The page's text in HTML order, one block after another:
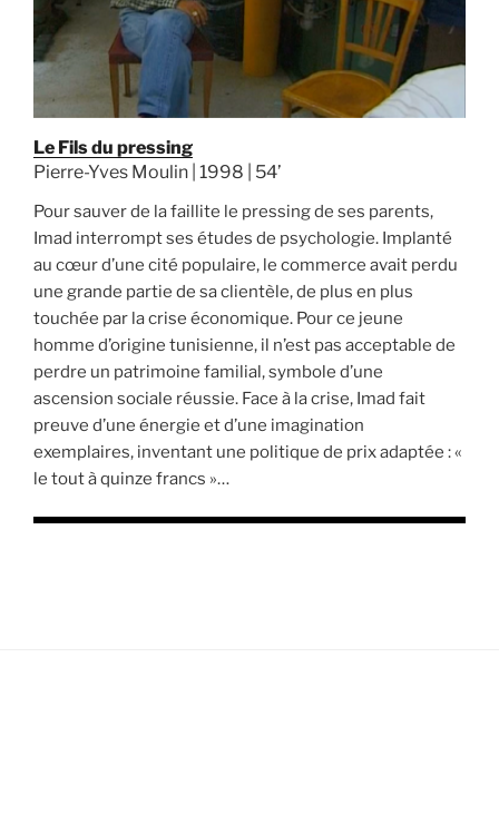
Le Fils du pressing
Pierre-Yves Moulin | 1998 | 54’
Pour sauver de la faillite le pressing de ses parents,
Imad interrompt ses études de psychologie. Implanté
au cœur d’une cité populaire, le commerce avait perdu
une grande partie de sa clientèle, de plus en plus
touchée par la crise économique. Pour ce jeune
homme d’origine tunisienne, il n’est pas acceptable de
perdre un patrimoine familial, symbole d’une
ascension sociale réussie. Face à la crise, Imad fait
preuve d’une énergie et d’une imagination
exemplaires, inventant une politique de prix adaptée : «
le tout à quinze francs »…